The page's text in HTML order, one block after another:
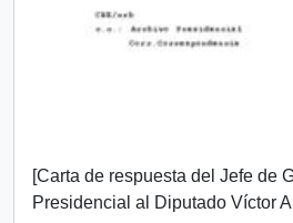
[Carta de respuesta del Jefe de
Presidencial al Diputado Víctor